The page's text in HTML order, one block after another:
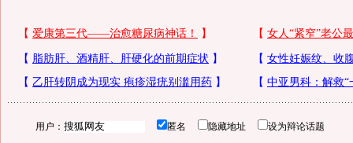
用户： 匿名 隐藏地址 设为辩论话题